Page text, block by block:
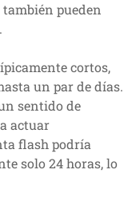
pueden
cortos,
un par de días.
sentido de
actuar
flash podría
solo 24 horas, lo